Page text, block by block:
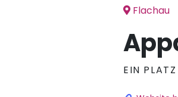
Flachau
EIN